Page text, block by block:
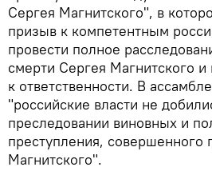
Сергея Магнитского", в
призыв к компетентным
провести полное
смерти Сергея Магнитского
к ответственности. В
"российские власти не
преследовании виновных и
преступления, совершенного
Магнитского".